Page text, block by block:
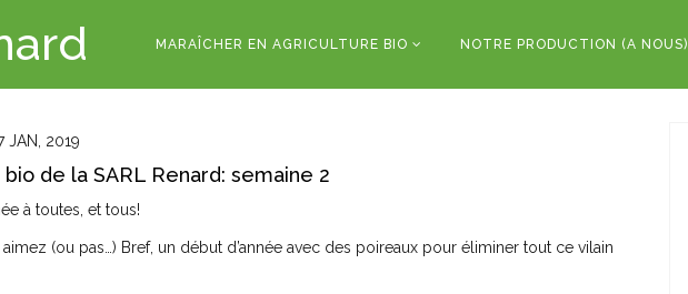
MARAÎCHER EN AGRICULTURE BIO NOTRE PRODUCTION (A NOUS)
JAN, 2019
de la SARL Renard: semaine 2
à toutes, et tous!
(ou pas…) Bref, un début d’année avec des poireaux pour éliminer tout ce vilain